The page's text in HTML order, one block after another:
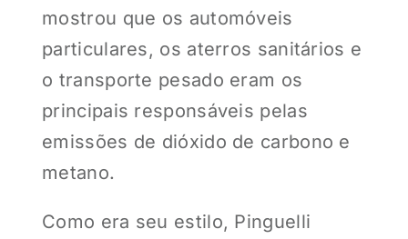
mostrou que os automóveis
particulares, os aterros sanitários e
o transporte pesado eram os
principais responsáveis pelas
emissões de dióxido de carbono e
metano.
Como era seu estilo, Pinguelli